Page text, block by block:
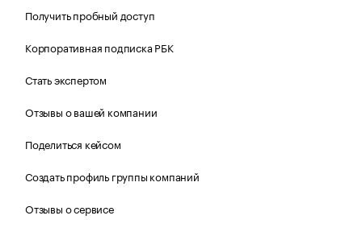
Получить пробный доступ
Корпоративная подписка РБК
Стать экспертом
Отзывы о вашей компании
Поделиться кейсом
Создать профиль группы компаний
Отзывы о сервисе